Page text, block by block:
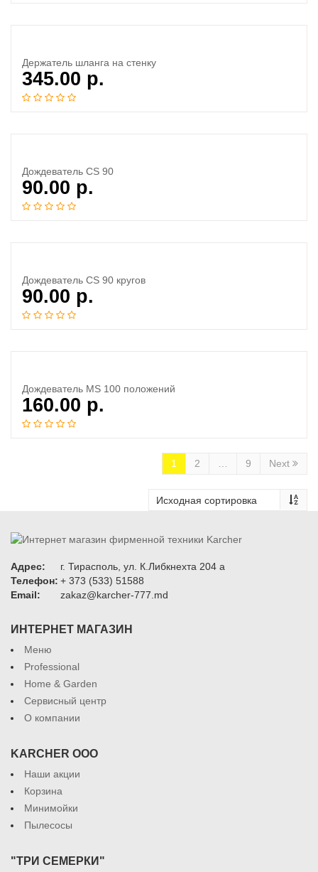
Держатель шланга на стенку
345.00 р.
Дождеватель CS 90
90.00 р.
Дождеватель CS 90 кругов
90.00 р.
Дождеватель MS 100 положений
160.00 р.
1 2 9 Next
Адрес:
г. Тирасполь, ул. К.Либкнехта 204 а
Телефон: + 373 (533) 51588
Email:
zakaz@karcher-777.md
ИНТЕРНЕТ МАГАЗИН
Меню
Professional
Home & Garden
Сервисный центр
О компании
KARCHER ООО
Наши акции
Корзина
Минимойки
Пылесосы
"ТРИ СЕМЕРКИ"